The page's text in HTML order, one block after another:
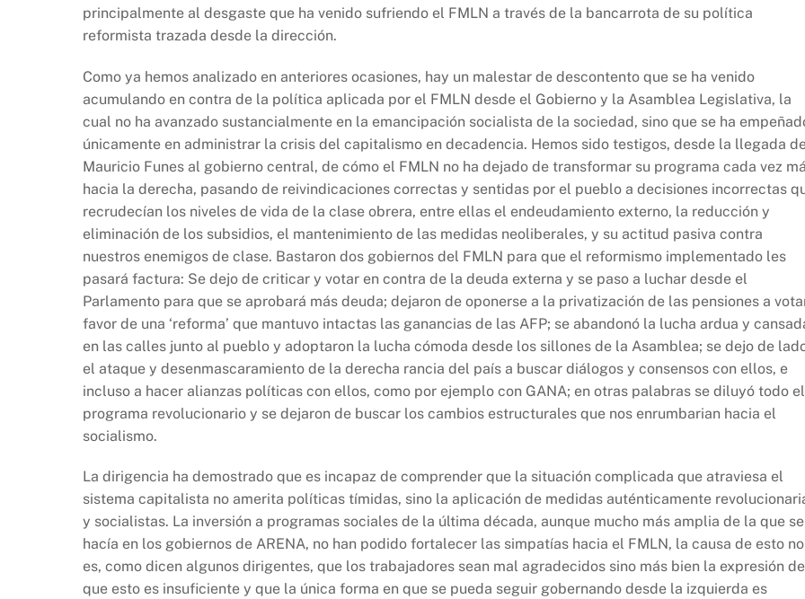
principalmente al desgaste que ha venido sufriendo el FMLN a través de la bancarrota de su política
reformista trazada desde la dirección.
Como ya hemos analizado en anteriores ocasiones, hay un malestar de descontento que se ha venido
acumulando en contra de la política aplicada por el FMLN desde el Gobierno y la Asamblea Legislativa, la
cual no ha avanzado sustancialmente en la emancipación socialista de la sociedad, sino que se ha
únicamente en administrar la crisis del capitalismo en decadencia. Hemos sido testigos, desde la llegada
Mauricio Funes al gobierno central, de cómo el FMLN no ha dejado de transformar su programa cada vez
hacia la derecha, pasando de reivindicaciones correctas y sentidas por el pueblo a decisiones incorrectas
recrudecían los niveles de vida de la clase obrera, entre ellas el endeudamiento externo, la reducción y
eliminación de los subsidios, el mantenimiento de las medidas neoliberales, y su actitud pasiva contra
nuestros enemigos de clase. Bastaron dos gobiernos del FMLN para que el reformismo implementado les
pasará factura: Se dejo de criticar y votar en contra de la deuda externa y se paso a luchar desde el
Parlamento para que se aprobará más deuda; dejaron de oponerse a la privatización de las pensiones a
favor de una ‘reforma’ que mantuvo intactas las ganancias de las AFP; se abandonó la lucha ardua y
en las calles junto al pueblo y adoptaron la lucha cómoda desde los sillones de la Asamblea; se dejo de
el ataque y desenmascaramiento de la derecha rancia del país a buscar diálogos y consensos con ellos, e
incluso a hacer alianzas políticas con ellos, como por ejemplo con GANA; en otras palabras se diluyó todo el
programa revolucionario y se dejaron de buscar los cambios estructurales que nos enrumbarian hacia el
socialismo.
La dirigencia ha demostrado que es incapaz de comprender que la situación complicada que atraviesa el
sistema capitalista no amerita políticas tímidas, sino la aplicación de medidas auténticamente
y socialistas. La inversión a programas sociales de la última década, aunque mucho más amplia de la que se
hacía en los gobiernos de ARENA, no han podido fortalecer las simpatías hacia el FMLN, la causa de esto no
es, como dicen algunos dirigentes, que los trabajadores sean mal agradecidos sino más bien la expresión de
que esto es insuficiente y que la única forma en que se pueda seguir gobernando desde la izquierda es